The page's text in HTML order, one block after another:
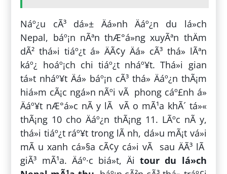
Náº¿u cÃ³ dá»± Äá»nh Äáº¿n du lá»ch
Nepal, báº¡n nÃªn thÆ°á»ng xuyÃªn thÄm
dÃ² thá»i tiáº¿t á» ÄÃ¢y Äá» cÃ³ thá» lÃªn
káº¿ hoáº¡ch chi tiáº¿t nháº¥t. Thá»i gian
tá»t nháº¥t Äá» báº¡n cÃ³ thá» Äáº¿n thÃ¡m
hiá»m cÃ¡c ngá»n nÃºi vÃ phong cáº£nh á»
Äáº¥t nÆ°á»c nÃ y lÃ vÃ o mÃ¹a khÃ´ tá»«
thÃ¡ng 10 cho Äáº¿n thÃ¡ng 11. LÃºc nÃ y,
thá»i tiáº¿t ráº¥t trong lÃ nh, dá»u mÃ¡t vá»i
mÃ u xanh cá»§a cÃ¢y cá»i vÃ sau ÄÃ³ lÃ
giÃ³ mÃ¹a. Äáº·c biá»t, Äitour du lá»ch